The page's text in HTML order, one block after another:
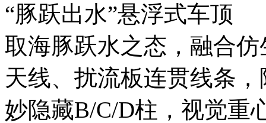
“豚跃出水”悬浮式车顶
取海豚跃水之态，融合仿
天线、扰流板连贯线条
妙隐藏B/C/D柱，视觉重